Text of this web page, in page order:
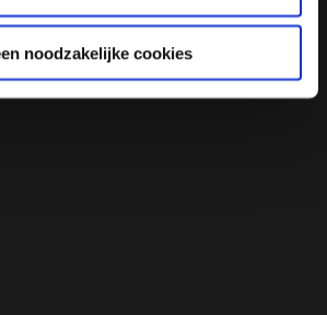
noodzakelijke cookies